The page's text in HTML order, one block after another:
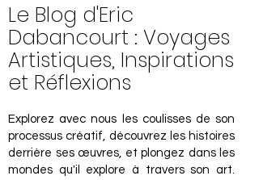
Le Blog d'Eric
Dabancourt : Voyages
Artistiques, Inspirations
et Réflexions
Explorez avec nous les coulisses de son
processus créatif, découvrez les histoires
derrière ses œuvres, et plongez dans les
mondes qu'il explore à travers son art.